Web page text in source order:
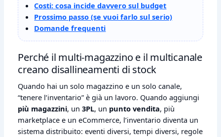
Costi: cosa incide davvero sul budget
Prossimo passo (se vuoi farlo sul serio)
Domande frequenti
Perché il multi‑magazzino e il multicanale
creano disallineamenti di stock
Quando hai un solo magazzino e un solo canale,
“tenere l’inventario” è già un lavoro. Quando aggiungi
più magazzini, un3PL, un punto vendita, più
marketplace e un eCommerce, l’inventario diventa un
sistema distribuito: eventi diversi, tempi diversi, regole